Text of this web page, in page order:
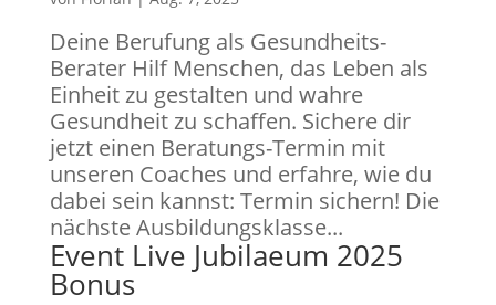
Deine Berufung als Gesundheits-
Berater Hilf Menschen, das Leben als
Einheit zu gestalten und wahre
Gesundheit zu schaffen. Sichere dir
jetzt einen Beratungs-Termin mit
unseren Coaches und erfahre, wie du
dabei sein kannst: Termin sichern! Die
nächste Ausbildungsklasse...
Event Live Jubilaeum 2025
Bonus